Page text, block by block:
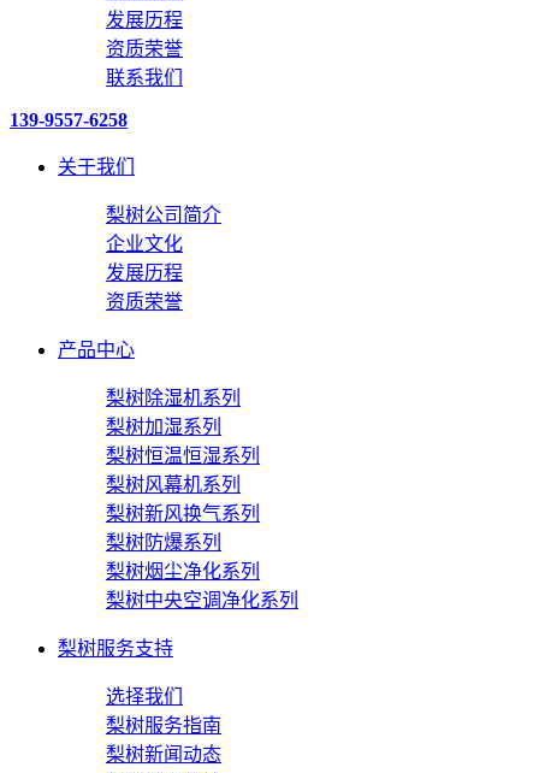
发展历程
资质荣誉
联系我们
139-9557-6258
关于我们
梨树公司简介
企业文化
发展历程
资质荣誉
产品中心
梨树除湿机系列
梨树加湿系列
梨树恒温恒湿系列
梨树风幕机系列
梨树新风换气系列
梨树防爆系列
梨树烟尘净化系列
梨树中央空调净化系列
梨树服务支持
选择我们
梨树服务指南
梨树新闻动态